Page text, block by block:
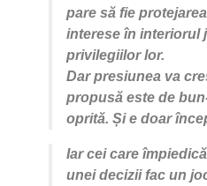
pare să fie
interese în interiorul
privilegiilor lor.
Dar presiunea va
propusă este de
oprită. Și e doar
Iar cei care
unei decizii fac un